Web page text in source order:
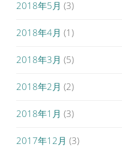
2018年5月 (3)
2018年4月 (1)
2018年3月 (5)
2018年2月 (2)
2018年1月 (3)
2017年12月 (3)